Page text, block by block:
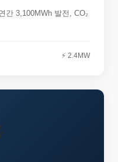
간 3,100MWh 발전, CO₂
⚡ 2.4MW